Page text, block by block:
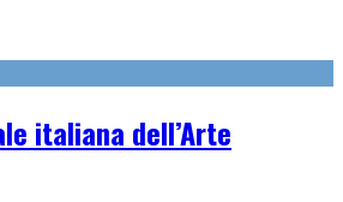
italiana dell’Arte